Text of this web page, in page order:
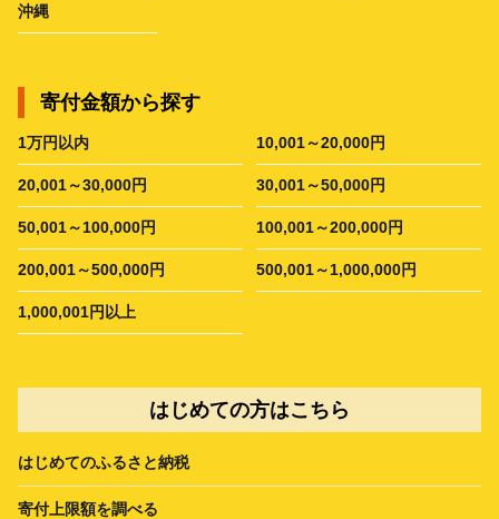
沖縄
寄付金額から探す
1万円以内 10,001～20,000円
20,001～30,000円 30,001～50,000円
50,001～100,000円 100,001～200,000円
200,001～500,000円 500,001～1,000,000円
1,000,001円以上
はじめての方はこちら
はじめてのふるさと納税
寄付上限額を調べる